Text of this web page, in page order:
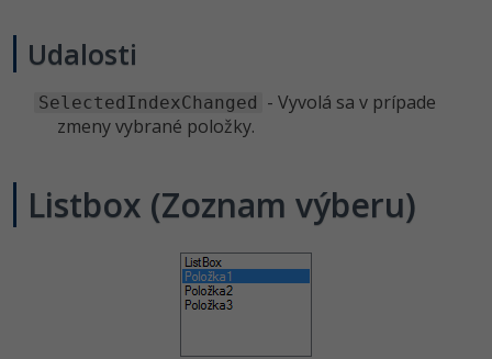
Udalosti
SelectedIndexChanged - Vyvolá sa v prípade
zmeny vybrané položky.
Listbox (Zoznam výberu)